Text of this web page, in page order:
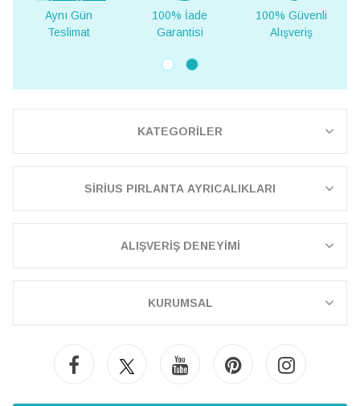
100% İade
Garantisi
100% Güvenli
Alışveriş
Yurt Dışına
Teslimat
KATEGORİLER
SİRİUS PIRLANTA AYRICALIKLARI
ALIŞVERİŞ DENEYİMİ
KURUMSAL